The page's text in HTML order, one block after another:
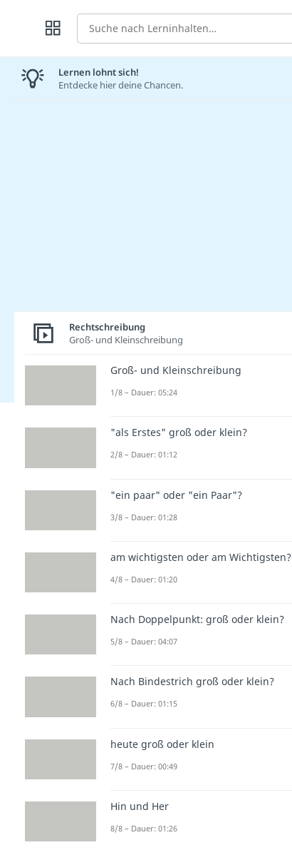
Suche
Lernen lohnt sich!
Entdecke hier deine Chancen.
Rechtschreibung
Groß- und Kleinschreibung
Groß- und Kleinschreibung
1/8 – Dauer: 05:24
"als Erstes" groß oder klein?
2/8 – Dauer: 01:12
"ein paar" oder "ein Paar"?
3/8 – Dauer: 01:28
am wichtigsten oder am Wichtigsten?
4/8 – Dauer: 01:20
Nach Doppelpunkt: groß oder klein?
5/8 – Dauer: 04:07
Nach Bindestrich groß oder klein?
6/8 – Dauer: 01:15
heute groß oder klein
7/8 – Dauer: 00:49
Hin und Her
8/8 – Dauer: 01:26